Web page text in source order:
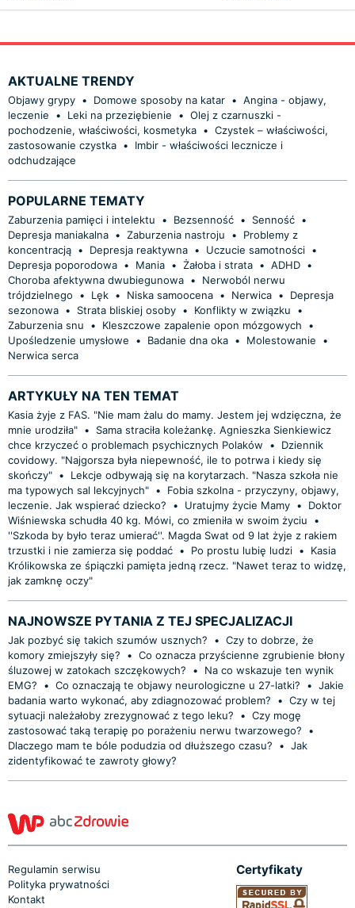
AKTUALNE TRENDY
Objawy grypy • Domowe sposoby na katar • Angina - objawy,
leczenie
• Leki na przeziębienie • Olej z czarnuszki -
pochodzenie, właściwości, kosmetyka • Czystek – właściwości,
zastosowanie czystka •
Imbir - właściwości lecznicze i
odchudzające
POPULARNE TEMATY
Zaburzenia pamięci i intelektu • Bezsenność • Senność •
Depresja maniakalna • Zaburzenia nastroju •
Problemy z
koncentracją • Depresja reaktywna • Uczucie samotności •
Depresja poporodowa • Mania • Żałoba i strata • ADHD •
Choroba afektywna dwubiegunowa •
Nerwoból nerwu
trójdzielnego
• Lęk • Niska samoocena • Nerwica •
Depresja
sezonowa • Strata bliskiej osoby • Konflikty w związku
•
Zaburzenia snu
• Kleszczowe zapalenie opon mózgowych
•
Upośledzenie umysłowe
• Badanie dna oka • Molestowanie
•
Nerwica serca
ARTYKUŁY NA TEN TEMAT
Kasia żyje z FAS. "Nie mam żalu do mamy. Jestem jej wdzięczna, że
mnie urodziła" •
Sama straciła koleżankę. Agnieszka Sienkiewicz
chce krzyczeć o problemach psychicznych Polaków
•
Dziennik
covidowy. "Najgorsza była niepewność, ile to potrwa i kiedy się
skończy" •
Lekcje odbywają się na korytarzach. "Nasza szkoła nie
ma typowych sal lekcyjnych" •
Fobia szkolna - przyczyny, objawy,
leczenie. Jak wspierać dziecko?
• Uratujmy życie Mamy •
Doktor
Wiśniewska schudła 40 kg. Mówi, co zmieniła w swoim życiu
•
''Szkoda by było teraz umierać''. Magda Swat od 9 lat żyje z rakiem
trzustki i nie zamierza się poddać • Po prostu lubię ludzi •
Kasia
Królikowska ze śpiączki pamięta jedną rzecz. "Nawet teraz to widzę,
jak zamknę oczy"
NAJNOWSZE PYTANIA Z TEJ SPECJALIZACJI
Jak pozbyć się takich szumów usznych? • Czy to dobrze, że
komory zmiejszyły się?
• Co oznacza przyścienne zgrubienie błony
śluzowej w zatokach szczękowych?
•
Na co wskazuje ten wynik
EMG?
• Co oznaczają te objawy neurologiczne u 27-latki? • Jakie
badania warto wykonać, aby zdiagnozować problem?
• Czy w tej
sytuacji należałoby zrezygnować z tego leku?
• Czy mogę
zastosować taką terapię po porażeniu nerwu twarzowego?
•
Dlaczego mam te bóle podudzia od dłuższego czasu?
• Jak
zidentyfikować te zawroty głowy?
Regulamin serwisu
Polityka prywatności
Kontakt
Certyfikaty